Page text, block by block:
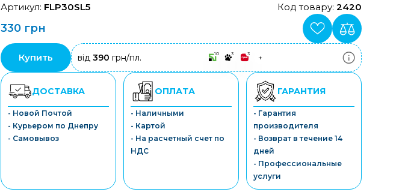
Артикул: FLP30SL5 Код товару: 2420
330 грн
Купить від 390 грн/пл. 10 3 3 +
3-10 платежів, кредит 0.01%
Монобанк
3-7 платежів, кредит 0.01%
ПУМБ
3-10 платежів, кредит 0.01%
3-10 платежів, кредит 0.01%
3-10 платежів, кредит 0.01%
Sens-Банк
3-10 платежів, кредит 0.01%
ДОСТАВКА
- Новой Почтой
- Курьером по Днепру
- Самовывоз
ОПЛАТА
- Наличными
- Картой
- На расчетный счет по
НДС
ГАРАНТИЯ
- Гарантия
производителя
- Возврат в течение 14
дней
- Профессиональные
услуги